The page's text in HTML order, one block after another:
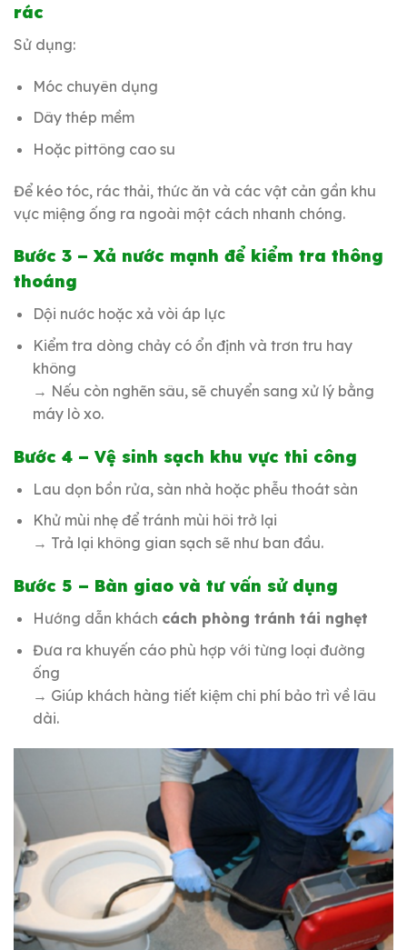
rác
Sử dụng:
Móc chuyên dụng
Dây thép mềm
Hoặc pittông cao su
Để kéo tóc, rác thải, thức ăn và các vật cản gần khu
vực miệng ống ra ngoài một cách nhanh chóng.
Bước 3 – Xả nước mạnh để kiểm tra thông
thoáng
Dội nước hoặc xả vòi áp lực
Kiểm tra dòng chảy có ổn định và trơn tru hay
không
→ Nếu còn nghẽn sâu, sẽ chuyển sang xử lý bằng
máy lò xo.
Bước 4 – Vệ sinh sạch khu vực thi công
Lau dọn bồn rửa, sàn nhà hoặc phễu thoát sàn
Khử mùi nhẹ để tránh mùi hôi trở lại
→ Trả lại không gian sạch sẽ như ban đầu.
Bước 5 – Bàn giao và tư vấn sử dụng
Hướng dẫn khách cách phòng tránh tái nghẹt
Đưa ra khuyến cáo phù hợp với từng loại đường
ống
→ Giúp khách hàng tiết kiệm chi phí bảo trì về lâu
dài.